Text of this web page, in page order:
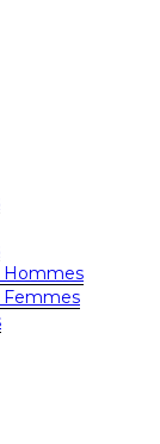
Hommes
Femmes